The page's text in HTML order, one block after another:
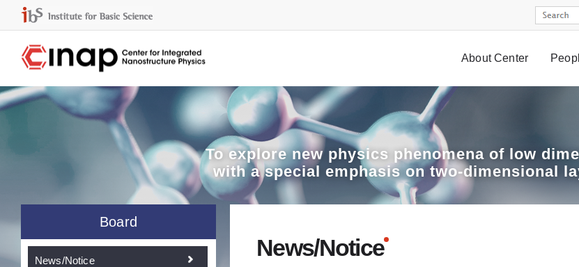
About Center
To explorenew physics phenomena of low
with a special emphasis on two-dimensional
Board
News/Notice News/Notice